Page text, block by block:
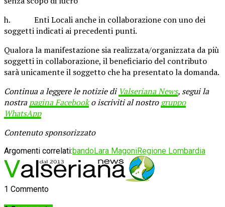
h. Enti Locali anche in collaborazione con uno dei
soggetti indicati ai precedenti punti.
Qualora la manifestazione sia realizzata/organizzata da più
soggetti in collaborazione, il beneficiario del contributo
sarà unicamente il soggetto che ha presentato la domanda.
Continua a leggere le notizie di Valseriana News, segui la
nostrapagina Facebooko iscriviti al nostrogruppo
WhatsApp
Contenuto sponsorizzato
Argomenti correlati:bandoLara MagoniRegione Lombardia
1 Commento